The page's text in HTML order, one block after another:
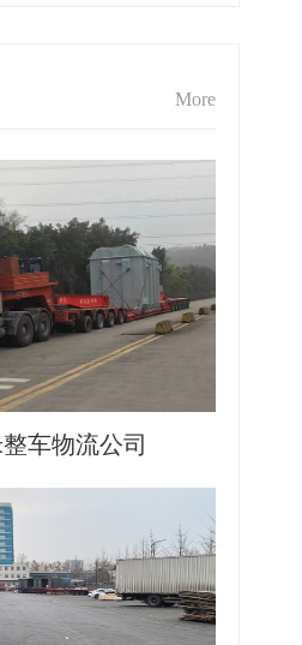
More
车物流公司